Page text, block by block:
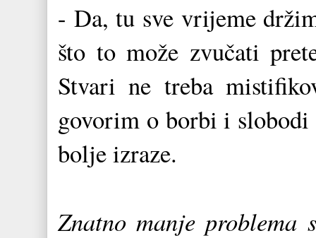
- Da, tu sve vrijeme
što to može zvučati
Stvari ne treba
govorim o borbi i slobodi
bolje izraze.
Znatno manje problema